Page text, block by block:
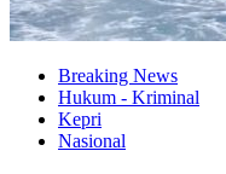
Breaking News
Hukum - Kriminal
Kepri
Nasional